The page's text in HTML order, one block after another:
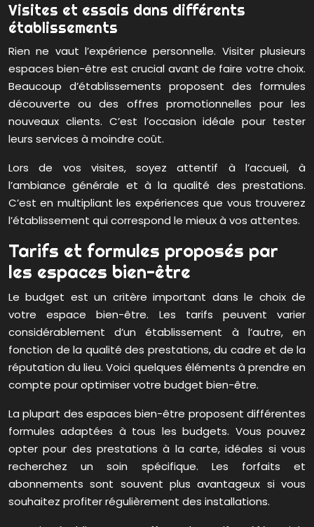
Visites et essais dans différents
établissements
Rien ne vaut l’expérience personnelle. Visiter plusieurs
espaces bien-être est crucial avant de faire votre choix.
Beaucoup d’établissements proposent des formules
découverte ou des offres promotionnelles pour les
nouveaux clients. C’est l’occasion idéale pour tester
leurs services à moindre coût.
Lors de vos visites, soyez attentif à l’accueil, à
l’ambiance générale et à la qualité des prestations.
C’est en multipliant les expériences que vous trouverez
l’établissement qui correspond le mieux à vos attentes.
Tarifs et formules proposés par
les espaces bien-être
Le budget est un critère important dans le choix de
votre espace bien-être. Les tarifs peuvent varier
considérablement d’un établissement à l’autre, en
fonction de la qualité des prestations, du cadre et de la
réputation du lieu. Voici quelques éléments à prendre en
compte pour optimiser votre budget bien-être.
La plupart des espaces bien-être proposent différentes
formules adaptées à tous les budgets. Vous pouvez
opter pour des prestations à la carte, idéales si vous
recherchez un soin spécifique. Les forfaits et
abonnements sont souvent plus avantageux si vous
souhaitez profiter régulièrement des installations.